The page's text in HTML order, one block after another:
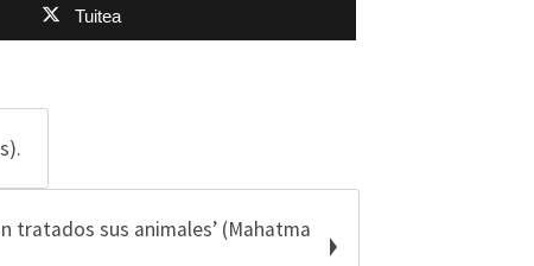
Tuitea
tratados sus animales’ (Mahatma